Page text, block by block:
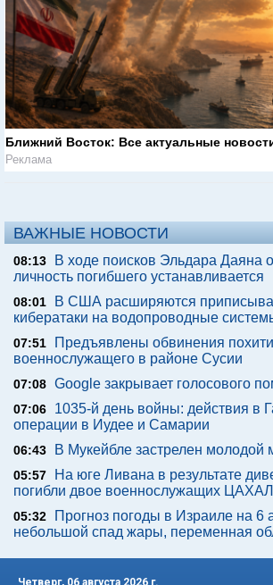
Ближний Восток: Все актуальные
Реклама
ВАЖНЫЕ НОВОСТИ
08:13
В ходе поисков Эльдара Даяна
личность погибшего устанавливается
08:01
В США расширяются
кибератаки на водопроводные
07:51
Предъявлены обвинения
военнослужащего в районе Сусии
07:08 Google закрывает голосового
07:06
1035-й день войны: действия в
операции в Иудее и Самарии
06:43 В Мукейбле застрелен молодой
05:57
На юге Ливана в результате
погибли двое военнослужащих
05:32
Прогноз погоды в Израиле на 6
небольшой спад жары, переменная